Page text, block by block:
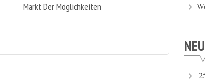
Markt Der Möglichkeiten